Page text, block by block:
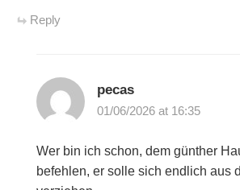
Reply
pecas
01/06/2026 at 16:35
Wer bin ich schon, dem günther
befehlen, er solle sich endlich aus